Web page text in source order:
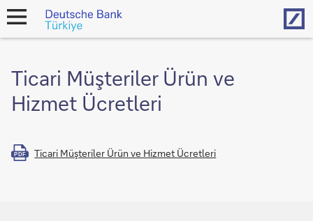
open
Ticari Müşteriler Ürün ve
Hizmet Ücretleri
PDF Ticari Müşteriler Ürün ve Hizmet Ücretleri